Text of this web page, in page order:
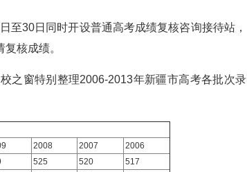
至30日同时开设普通高考成绩复核咨询接待站，
核成绩。
之窗特别整理2006-2013年新疆市高考各批次录
2008 2007
2006
525 520
517